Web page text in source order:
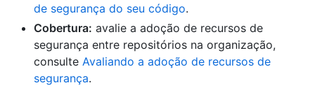
de segurança do seu código.
Cobertura: avalie a adoção de recursos de
segurança entre repositórios na organização,
consulte Avaliando a adoção de recursos de
segurança.